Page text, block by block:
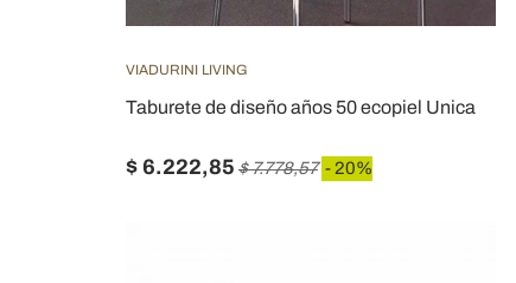
VIADURINI LIVING
Taburete de diseño años 50 ecopiel Unica
$ 6.222,85 $ 7.778,57 - 20%